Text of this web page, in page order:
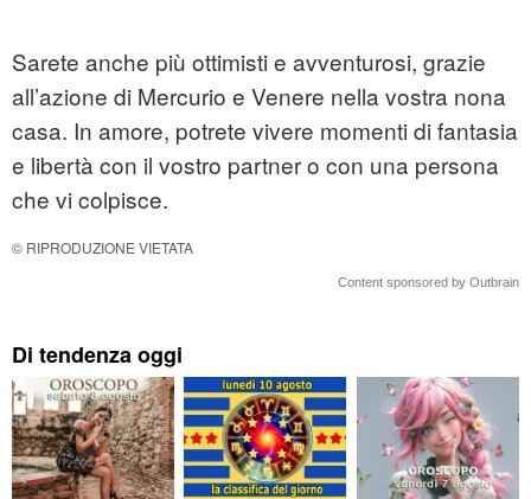
Sarete anche più ottimisti e avventurosi, grazie
all’azione di Mercurio e Venere nella vostra nona
casa. In amore, potrete vivere momenti di fantasia
e libertà con il vostro partner o con una persona
che vi colpisce.
© RIPRODUZIONE VIETATA
Content sponsored by Outbrain
Di tendenza oggi